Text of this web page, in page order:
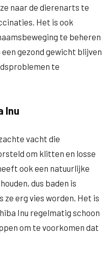
naar de dierenarts te
Het is ook
te beheren
gezond gewicht blijven
te
Inu
vacht die
om klitten en losse
ook een natuurlijke
dus baden is
ze erg vies worden. Het is
Inu regelmatig schoon
om te voorkomen dat